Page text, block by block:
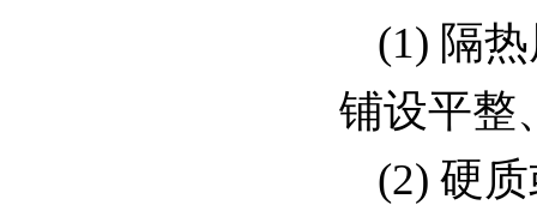
(1) 隔
铺设平整
(2) 硬